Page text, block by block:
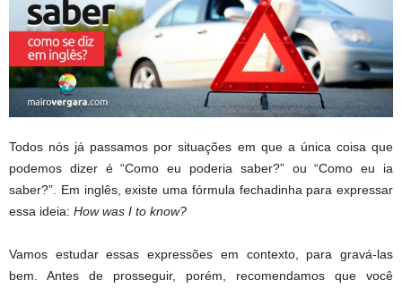
Todos nós já passamos por situações em que a única coisa que
podemos dizer é “Como eu poderia saber?” ou “Como eu ia
saber?”. Em inglês, existe uma fórmula fechadinha para expressar
essa ideia: How was I to know?
Vamos estudar essas expressões em contexto, para gravá-las
bem. Antes de prosseguir, porém, recomendamos que você